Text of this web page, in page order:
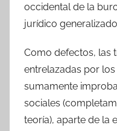
occidental de la
jurídico
Como defectos, las
entrelazadas por
sumamente
sociales
teoría), aparte de la